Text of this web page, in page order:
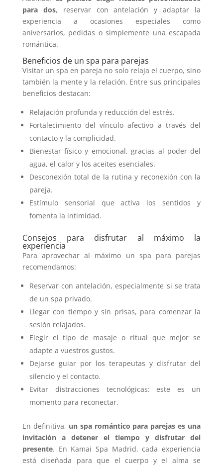
para dos, reservar con antelación y adaptar la
experiencia a ocasiones especiales como
aniversarios, pedidas o simplemente una escapada
romántica.
Beneficios de un spa para parejas
Visitar un spa en pareja no solo relaja el cuerpo, sino
también la mente y la relación. Entre sus principales
beneficios destacan:
Relajación profunda y reducción del estrés.
Fortalecimiento del vínculo afectivo a través del
contacto y la complicidad.
Bienestar físico y emocional, gracias al poder del
agua, el calor y los aceites esenciales.
Desconexión total de la rutina y reconexión con la
pareja.
Estímulo sensorial que activa los sentidos y
fomenta la intimidad.
Consejos para disfrutar al máximo la
experiencia
Para aprovechar al máximo un spa para parejas
recomendamos:
Reservar con antelación, especialmente si se trata
de un spa privado.
Llegar con tiempo y sin prisas, para comenzar la
sesión relajados.
Elegir el tipo de masaje o ritual que mejor se
adapte a vuestros gustos.
Dejarse guiar por los terapeutas y disfrutar del
silencio y el contacto.
Evitar distracciones tecnológicas: este es un
momento para reconectar.
En definitiva, un spa romántico para parejas es una
invitación a detener el tiempo y disfrutar del
presente. En Kamai Spa Madrid, cada experiencia
está diseñada para que el cuerpo y el alma se